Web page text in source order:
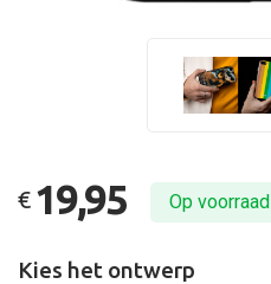
€ 19,95 Op voorraad
Kies het ontwerp